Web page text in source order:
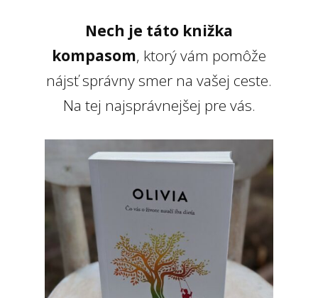
Nech je táto knižka
kompasom, ktorý vám pomôže
nájsť správny smer na vašej ceste.
Na tej najsprávnejšej pre vás.